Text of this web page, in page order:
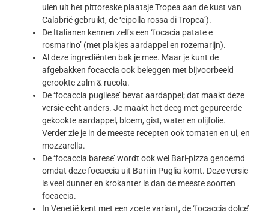
uien uit het pittoreske plaatsje Tropea aan de kust van
Calabrië gebruikt, de ‘cipolla rossa di Tropea’).
De Italianen kennen zelfs een ‘focacia patate e
rosmarino’ (met plakjes aardappel en rozemarijn).
Al deze ingrediënten bak je mee. Maar je kunt de
afgebakken focaccia ook beleggen met bijvoorbeeld
gerookte zalm & rucola.
De ‘focaccia pugliese’ bevat aardappel; dat maakt deze
versie echt anders. Je maakt het deeg met gepureerde
gekookte aardappel, bloem, gist, water en olijfolie.
Verder zie je in de meeste recepten ook tomaten en ui, en
mozzarella.
De ‘focaccia barese’ wordt ook wel Bari-pizza genoemd
omdat deze focaccia uit Bari in Puglia komt. Deze versie
is veel dunner en krokanter is dan de meeste soorten
focaccia.
In Venetië kent met een zoete variant, de ‘focaccia dolce’